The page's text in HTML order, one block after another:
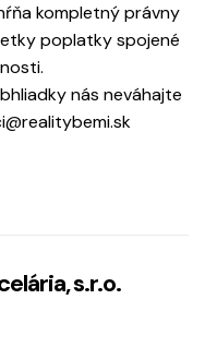
kompletný právny
poplatky spojené
nás neváhajte
s.r.o.